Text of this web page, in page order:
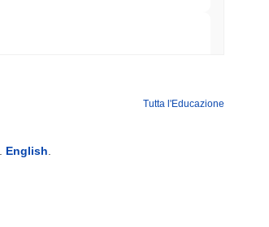
Tutta l'Educazione
English